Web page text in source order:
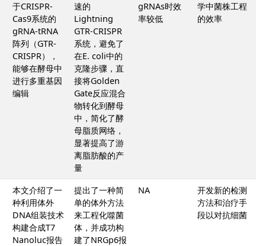
于CRISPR-
Cas9系统的
gRNA-tRNA
阵列（GTR-
CRISPR），
能够在酵母中
进行多重基因
编辑
速的
Lightning
GTR-CRISPR
系统，避免了
在E. coli中的
克隆步骤，直
接将Golden
Gate反应混合
物转化到酵母
中，简化了酵
母脂质网络，
显著提高了游
离脂肪酸的产
量
gRNAs时效
率较低
学中菌株工程
的效率
本文介绍了一
种利用体外
DNA组装技术
构建合成T7
Nanoluc报告
提出了一种简
单的体外方法
来工程化噬菌
体，并成功构
建了NRGp6报
NA
开发新的检测
方法和治疗手
段以对抗细菌